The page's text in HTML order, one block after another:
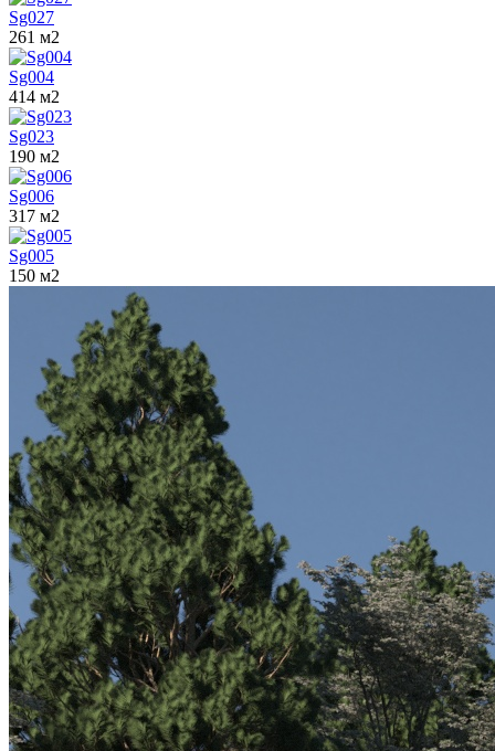
Sg027
261 м2
Sg004
414 м2
Sg023
190 м2
Sg006
317 м2
Sg005
150 м2